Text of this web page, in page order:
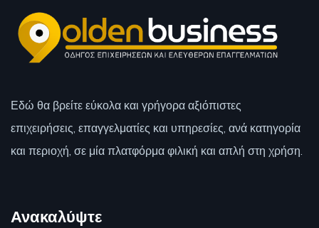
Εδώ θα βρείτε εύκολα και γρήγορα αξιόπιστες
επιχειρήσεις, επαγγελματίες και υπηρεσίες, ανά κατηγορία
και περιοχή, σε μία πλατφόρμα φιλική και απλή στη χρήση.
Ανακαλύψτε